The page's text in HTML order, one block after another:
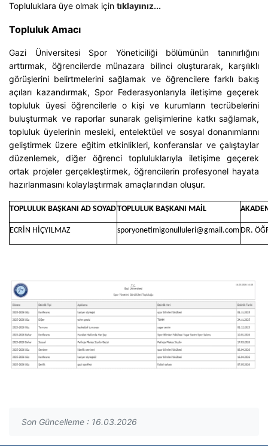
Topluluklara üye olmak için tıklayınız...
Topluluk Amacı
Gazi Üniversitesi Spor Yöneticiliği bölümünün tanınırlığını
arttırmak, öğrencilerde münazara bilinci oluşturarak, karşılıklı
görüşlerini belirtmelerini sağlamak ve öğrencilere farklı bakış
açıları kazandırmak, Spor Federasyonlarıyla iletişime geçerek
topluluk üyesi öğrencilerle o kişi ve kurumların tecrübelerini
buluşturmak ve raporlar sunarak gelişimlerine katkı sağlamak,
topluluk üyelerinin mesleki, entelektüel ve sosyal donanımlarını
geliştirmek üzere eğitim etkinlikleri, konferanslar ve çalıştaylar
düzenlemek, diğer öğrenci topluluklarıyla iletişime geçerek
ortak projeler gerçekleştirmek, öğrencilerin profesyonel hayata
hazırlanmasını kolaylaştırmak amaçlarından oluşur.
TOPLULUK BAŞKANI AD SOYADTOPLULUK BAŞKANI MAİL
ECRİN HİÇYILMAZ sporyonetimigonulluleri@gmail.com DR.
Son Güncelleme : 16.03.2026